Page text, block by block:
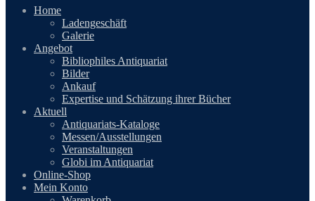
Home
Ladengeschäft
Galerie
Angebot
Bibliophiles Antiquariat
Bilder
Ankauf
Expertise und Schätzung ihrer Bücher
Aktuell
Antiquariats-Kataloge
Messen/Ausstellungen
Veranstaltungen
Globi im Antiquariat
Online-Shop
Mein Konto